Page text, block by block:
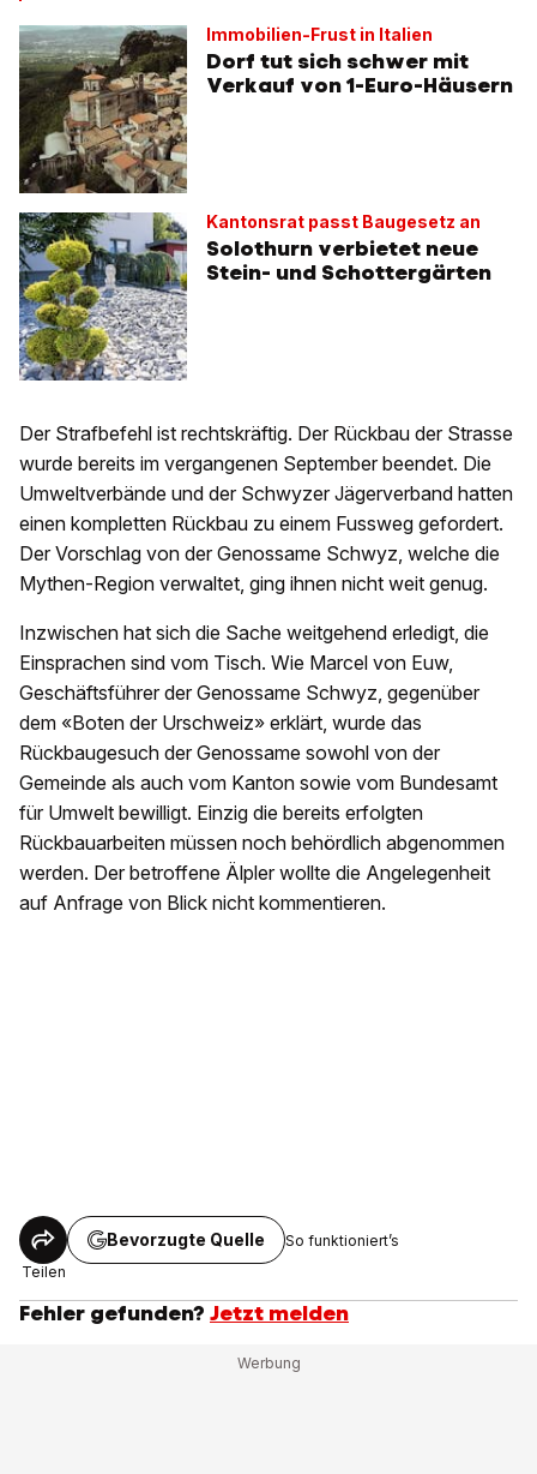
Immobilien-Frust in Italien
Dorf tut sich schwer mit
Verkauf von 1-Euro-Häusern
Kantonsrat passt Baugesetz an
Solothurn verbietet neue
Stein- und Schottergärten
Der Strafbefehl ist rechtskräftig. Der Rückbau der Strasse
wurde bereits im vergangenen September beendet. Die
Umweltverbände und der Schwyzer Jägerverband hatten
einen kompletten Rückbau zu einem Fussweg gefordert.
Der Vorschlag von der Genossame Schwyz, welche die
Mythen-Region verwaltet, ging ihnen nicht weit genug.
Inzwischen hat sich die Sache weitgehend erledigt, die
Einsprachen sind vom Tisch. Wie Marcel von Euw,
Geschäftsführer der Genossame Schwyz, gegenüber
dem «Boten der Urschweiz» erklärt, wurde das
Rückbaugesuch der Genossame sowohl von der
Gemeinde als auch vom Kanton sowie vom Bundesamt
für Umwelt bewilligt. Einzig die bereits erfolgten
Rückbauarbeiten müssen noch behördlich abgenommen
werden. Der betroffene Älpler wollte die Angelegenheit
auf Anfrage von Blick nicht kommentieren.
Teilen
Bevorzugte Quelle So funktioniert’s
Fehler gefunden? Jetzt melden